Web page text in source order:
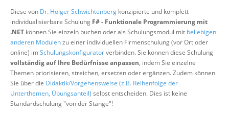
Suche
Diese von Dr. Holger Schwichtenberg konzipierte und komplett
individualisierbare Schulung F# - Funktionale Programmierung mit
.NET können Sie einzeln buchen oder als Schulungsmodul mit beliebigen
anderen Modulenzu einer individuellen Firmenschulung (vor Ort oder
online) imSchulungskonfiguratorverbinden. Sie können diese Schulung
vollständig auf Ihre Bedürfnisse anpassen, indem Sie einzelne
Themen priorisieren, streichen, ersetzen oder ergänzen. Zudem können
Sie über die Didaktik/Vorgehensweise (z.B. Reihenfolge der
Unterthemen, Übungsanteil) selbst entscheiden. Dies ist keine
Standardschulung "von der Stange"!